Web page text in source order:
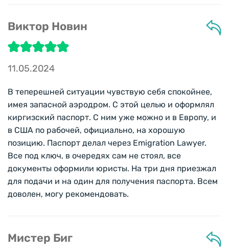
Виктор Новин
11.05.2024
В теперешней ситуации чувствую себя спокойнее,
имея запасной аэродром. С этой целью и оформлял
киргизский паспорт. С ним уже можно и в Европу, и
в США по рабочей, официально, на хорошую
позицию. Паспорт делал через Emigration Lawyer.
Все под ключ, в очередях сам не стоял, все
документы оформили юристы. На три дня приезжал
для подачи и на один для получения паспорта. Всем
доволен, могу рекомендовать.
Мистер Биг